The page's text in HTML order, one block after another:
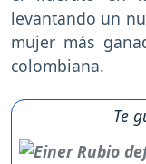
levantando un
mujer más
colombiana.
Te